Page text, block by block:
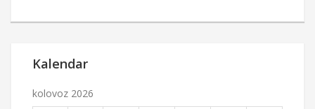
Kalendar
kolovoz 2026